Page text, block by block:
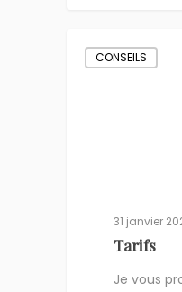
CONSEILS
31 janvier
Tarifs
Je vous